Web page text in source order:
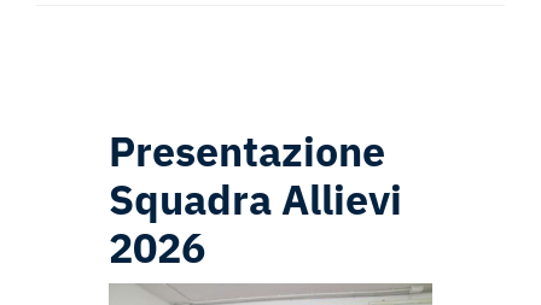
Presentazione
Squadra Allievi
2026